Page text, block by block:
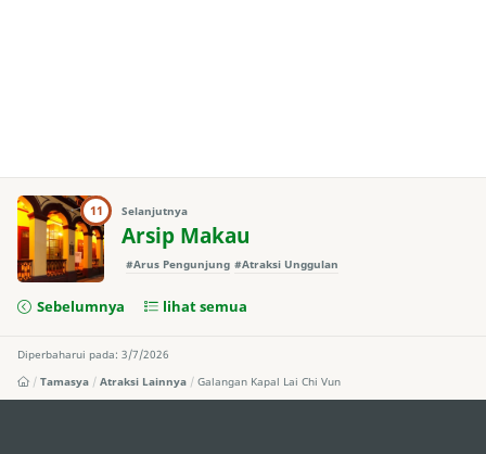
11 Selanjutnya
Arsip Makau
#Arus Pengunjung #Atraksi Unggulan
Sebelumnya lihat semua
Diperbaharui pada: 3/7/2026
Tamasya
Atraksi Lainnya Galangan Kapal Lai Chi Vun